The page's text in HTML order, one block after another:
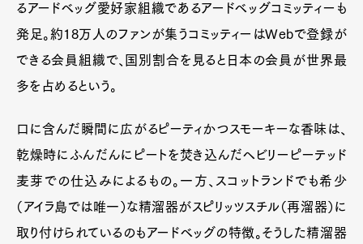
るアードベッグ愛好家組織であるアードベッグコミッティーも
発足。約18万人のファンが集うコミッティーはWebで登録が
できる会員組織で、国別割合を見ると日本の会員が世界最
多を占めるという。
口に含んだ瞬間に広がるピーティかつスモーキーな香味は、
乾燥時にふんだんにピートを焚き込んだヘビリーピーテッド
麦芽での仕込みによるもの。一方、スコットランドでも希少
（アイラ島では唯一）な精溜器がスピリッツスチル（再溜器）に
取り付けられているのもアードベッグの特徴。そうした精溜器